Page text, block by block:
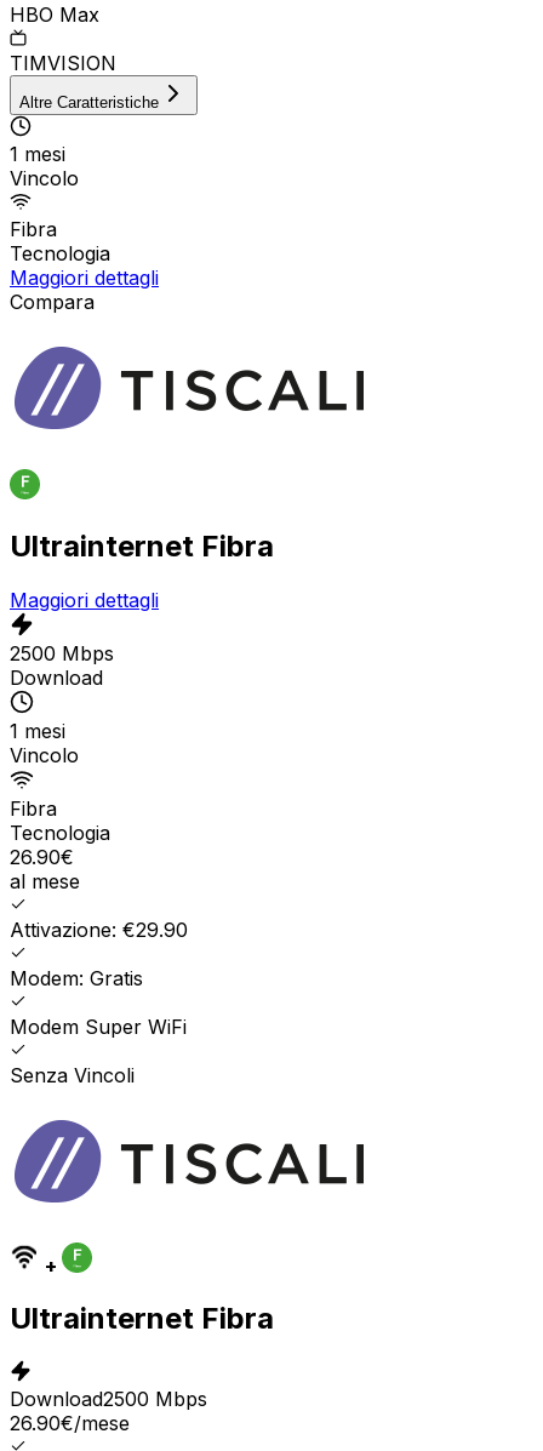
HBO Max
TIMVISION
Altre Caratteristiche
1 mesi
Vincolo
Fibra
Tecnologia
Maggiori dettagli
Compara
Ultrainternet Fibra
Maggiori dettagli
2500 Mbps
Download
1 mesi
Vincolo
Fibra
Tecnologia
26.90€
al mese
Attivazione: €29.90
Modem: Gratis
Modem Super WiFi
Senza Vincoli
+
Ultrainternet Fibra
Download2500 Mbps
26.90€/mese